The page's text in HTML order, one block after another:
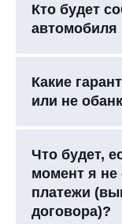
Кто будет
Какие
или не
Что будет,
момент я не
платежи
договора)?